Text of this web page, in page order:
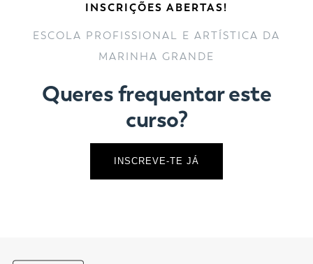
INSCRIÇÕES ABERTAS!
ESCOLA PROFISSIONAL E ARTÍSTICA DA
MARINHA GRANDE
Queres frequentar este
curso?
INSCREVE-TE JÁ